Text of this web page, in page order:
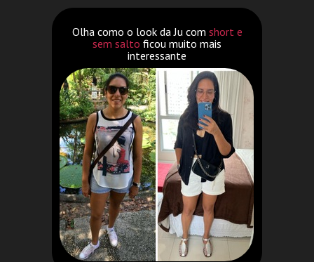
Olha como o look da Ju com short e
sem salto ficou muito mais
interessante